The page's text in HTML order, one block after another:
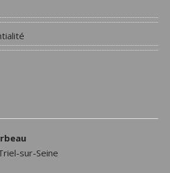
sur-Seine